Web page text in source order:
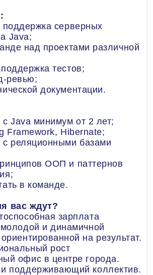
поддержка серверных
Java;
над проектами различной
тестов;
ревью;
документации.
Java минимум от 2 лет;
Framework, Hibernate;
реляционными базами
OOП и паттернов
в команде.
вас ждут?
зарплата
и динамичной
на результат.
рост
офис в центре города.
поддерживающий коллектив.